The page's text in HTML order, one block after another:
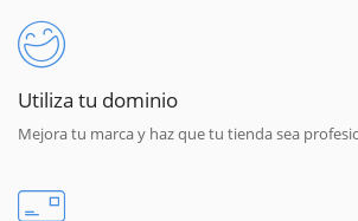
Utiliza tu dominio
Mejora tu marca y haz que tu tienda sea